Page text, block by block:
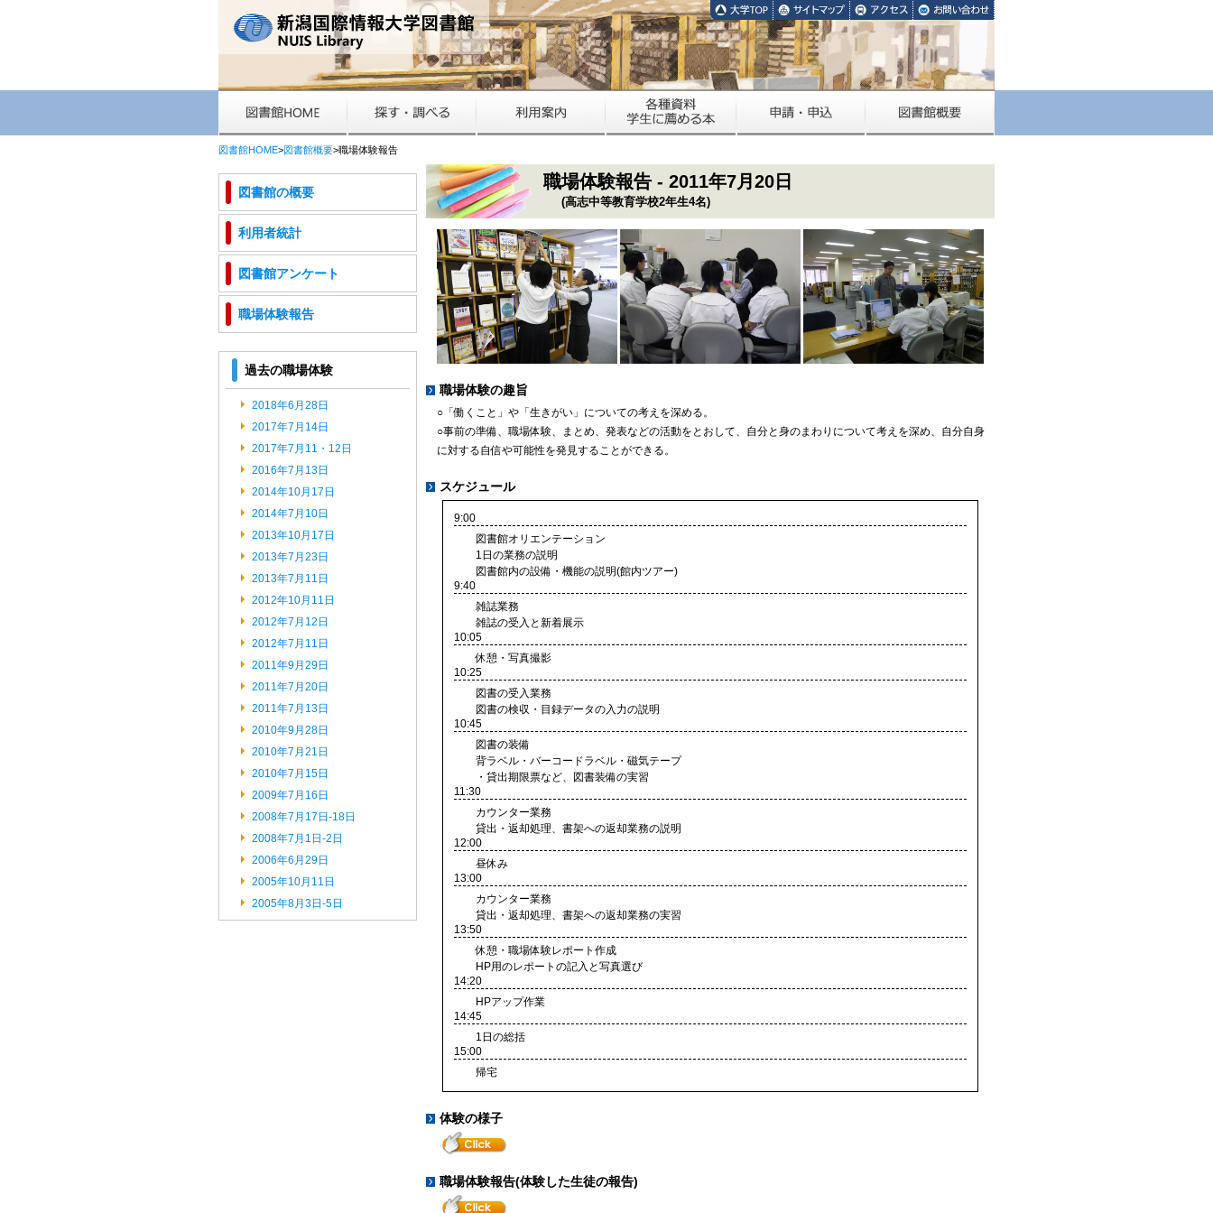
図書館HOME>図書館概要>職場体験報告
図書館の概要
利用者統計
図書館アンケート
職場体験報告
過去の職場体験
2018年6月28日
2017年7月14日
2017年7月11・12日
2016年7月13日
2014年10月17日
2014年7月10日
2013年10月17日
2013年7月23日
2013年7月11日
2012年10月11日
2012年7月12日
2012年7月11日
2011年9月29日
2011年7月20日
2011年7月13日
2010年9月28日
2010年7月21日
2010年7月15日
2009年7月16日
2008年7月17日-18日
2008年7月1日-2日
2006年6月29日
2005年10月11日
2005年8月3日-5日
職場体験報告 - 2011年7月20日
(高志中等教育学校2年生4名)
職場体験の趣旨
○「働くこと」や「生きがい」についての考えを深める。
○事前の準備、職場体験、まとめ、発表などの活動をとおして、自分と身のまわりについて考えを深め、自分自身
に対する自信や可能性を発見することができる。
スケジュール
9:00
図書館オリエンテーション
1日の業務の説明
図書館内の設備・機能の説明(館内ツアー)
9:40
雑誌業務
雑誌の受入と新着展示
10:05
休憩・写真撮影
10:25
図書の受入業務
図書の検収・目録データの入力の説明
10:45
図書の装備
背ラベル・バーコードラベル・磁気テープ
・貸出期限票など、図書装備の実習
11:30
カウンター業務
貸出・返却処理、書架への返却業務の説明
12:00
昼休み
13:00
カウンター業務
貸出・返却処理、書架への返却業務の実習
13:50
休憩・職場体験レポート作成
HP用のレポートの記入と写真選び
14:20
HPアップ作業
14:45
1日の総括
15:00
帰宅
体験の様子
職場体験報告(体験した生徒の報告)